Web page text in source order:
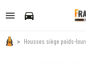
directions_car
Housses siège poids-